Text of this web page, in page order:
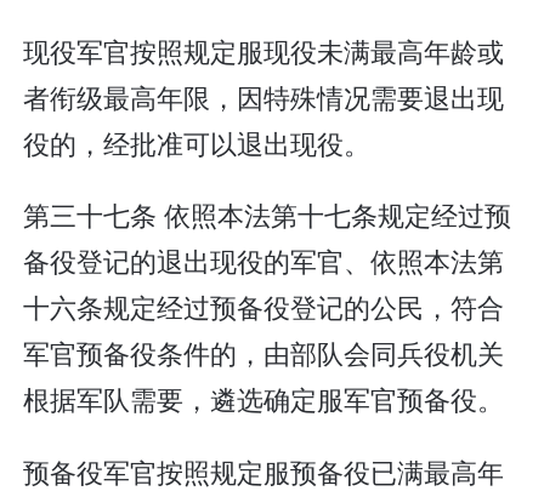
现役军官按照规定服现役未满最高年龄或
者衔级最高年限，因特殊情况需要退出现
役的，经批准可以退出现役。
第三十七条 依照本法第十七条规定经过预
备役登记的退出现役的军官、依照本法第
十六条规定经过预备役登记的公民，符合
军官预备役条件的，由部队会同兵役机关
根据军队需要，遴选确定服军官预备役。
预备役军官按照规定服预备役已满最高年